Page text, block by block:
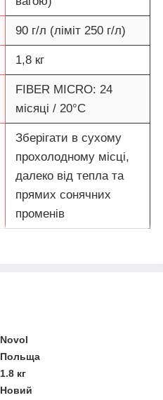
90 г/л (ліміт 250 г/л)
1,8 кг
FIBER MICRO: 24
місяці / 20°C
Зберігати в сухому
прохолодному місці,
далеко від тепла та
прямих сонячних
променів
Novol
Польща
1.8 кг
Новий